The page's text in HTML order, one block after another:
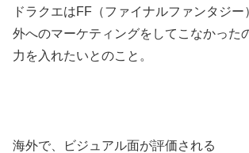
ドラクエはFF（ファイナルファンタジ
外へのマーケティングをしてこなかった
力を入れたいとのこと。
海外で、ビジュアル面が評価される